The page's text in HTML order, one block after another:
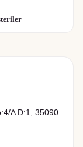
A D:1, 35090